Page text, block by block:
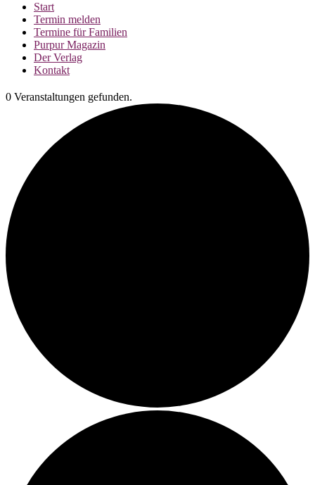
Start
Termin melden
Termine für Familien
Purpur Magazin
Der Verlag
Kontakt
0 Veranstaltungen gefunden.